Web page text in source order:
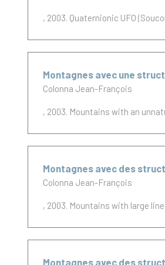
, 2003. Quaternionic UFO
Montagnes avec une
Colonna Jean-François
, 2003. Mountains with an
Montagnes avec des
Colonna Jean-François
, 2003. Mountains with large
Montagnes avec des